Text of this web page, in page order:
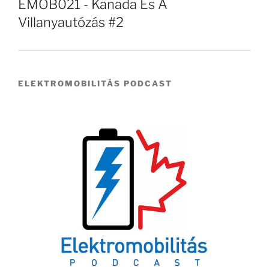
EMOB021 - Kanada És A
Villanyautózás #2
ELEKTROMOBILITÁS PODCAST